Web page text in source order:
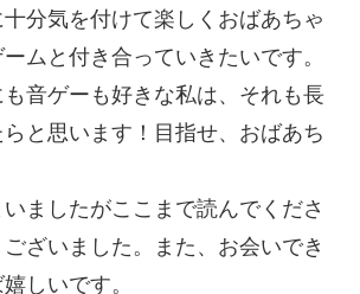
分気を付けて楽しくおばあちゃ
ムと付き合っていきたいです。
音ゲーも好きな私は、それも長
と思います！目指せ、おばあち
ましたがここまで読んでくださ
ざいました。また、お会いでき
しいです。